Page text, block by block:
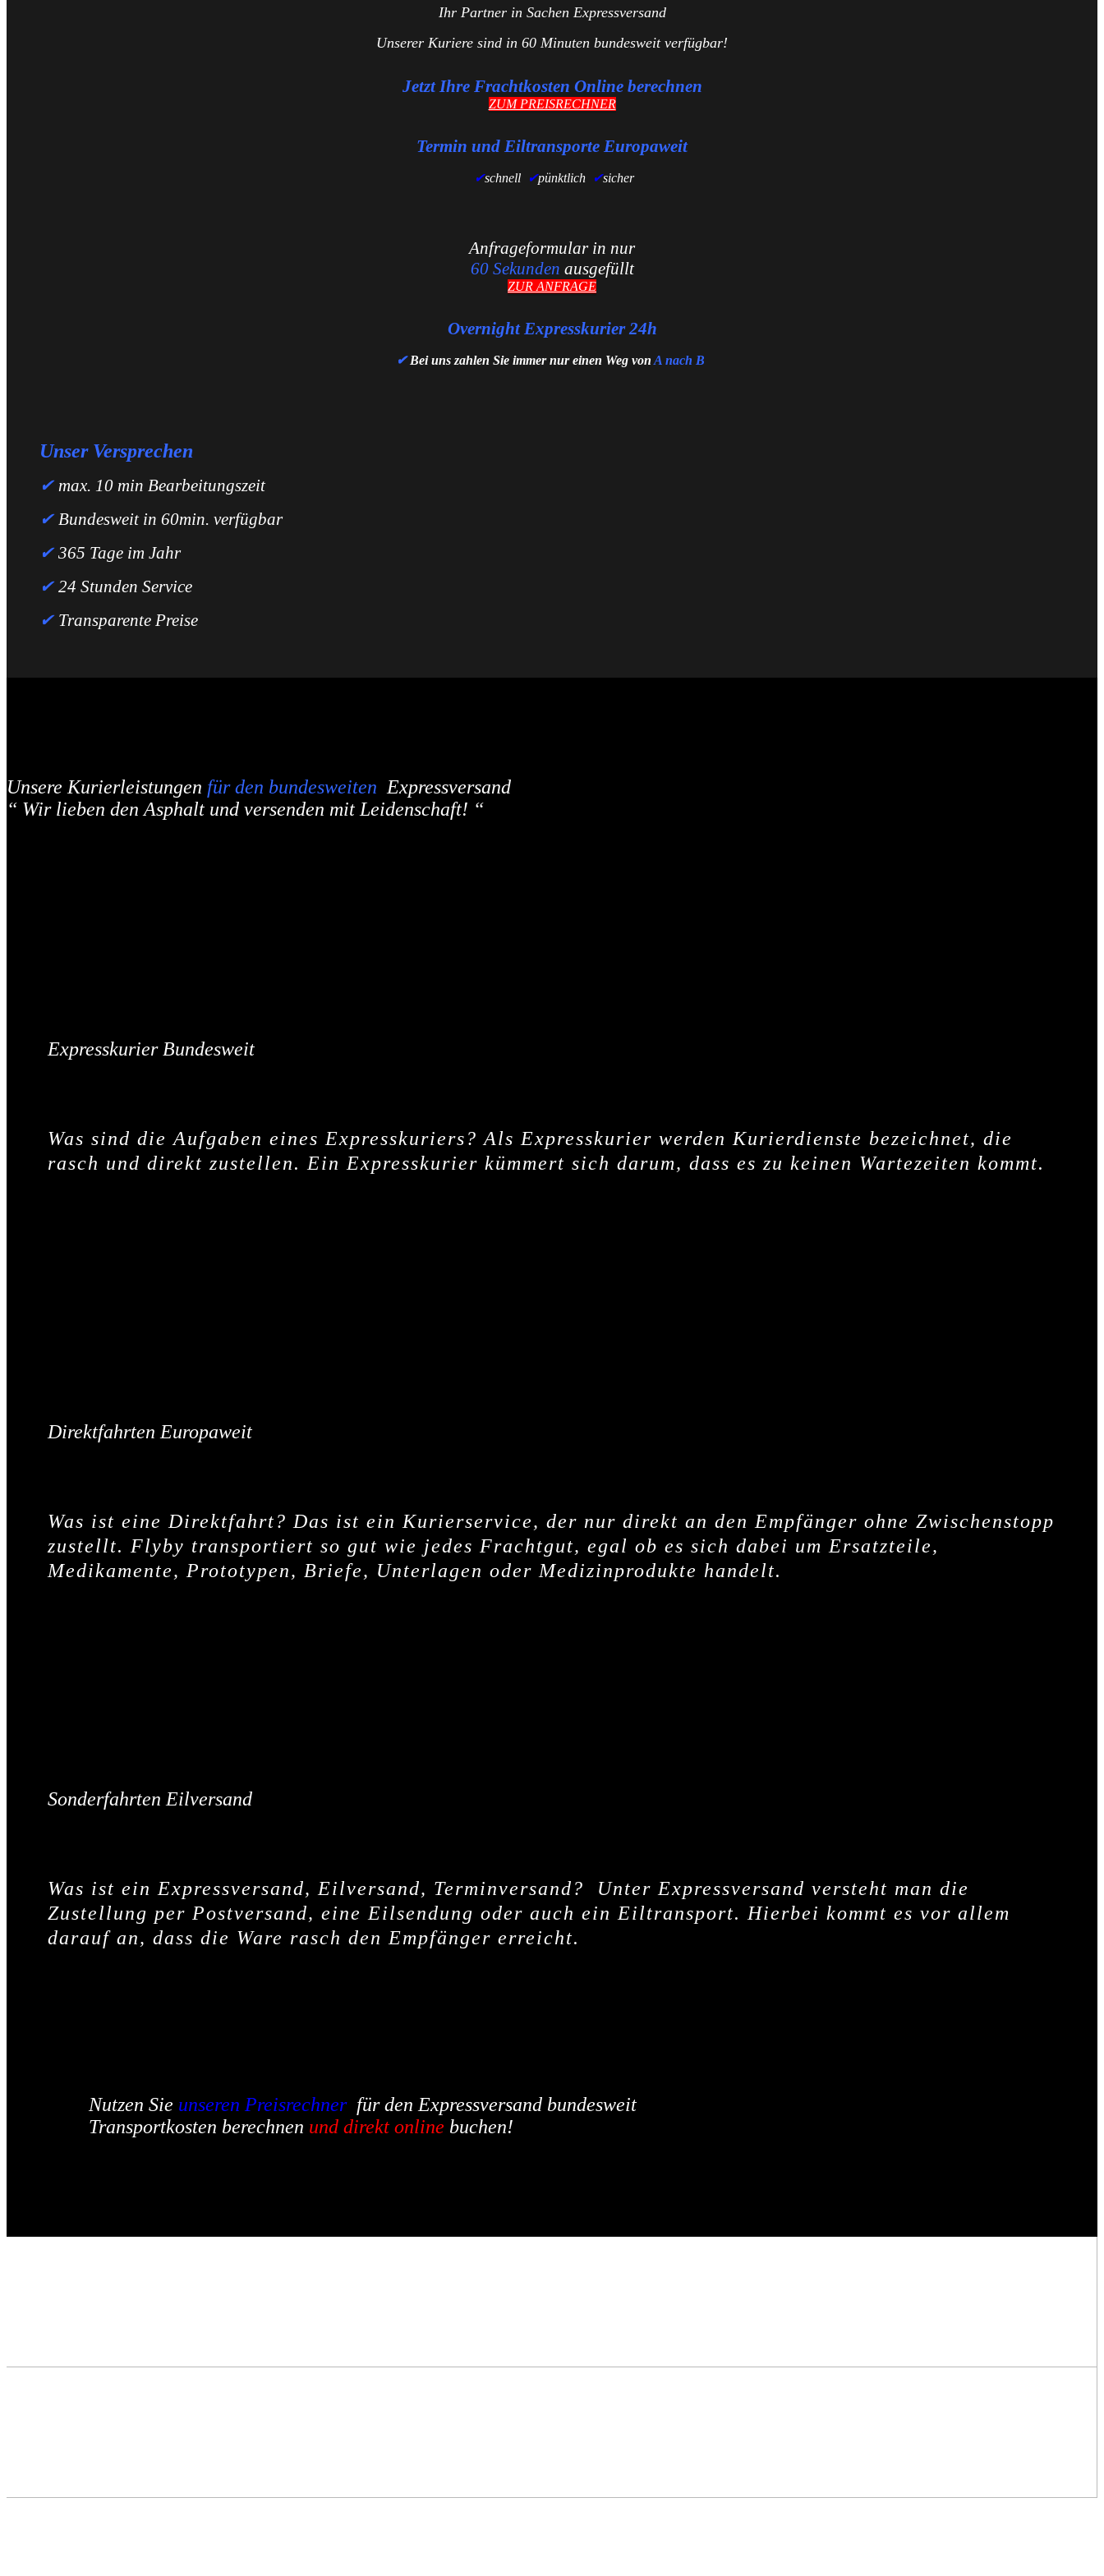
Ihr Partner in Sachen Expressversand
Unserer Kuriere sind in 60 Minuten bundesweit verfügbar!
Jetzt Ihre Frachtkosten Online berechnen
ZUM PREISRECHNER
Termin und Eiltransporte Europaweit
✔schnell✔pünktlich ✔sicher
Anfrageformular in nur
60 Sekunden ausgefüllt
ZUR ANFRAGE
Overnight Expresskurier 24h
✔ Bei uns zahlen Sie immer nur einen Weg von A nach B
Unser Versprechen
✔max. 10 min Bearbeitungszeit
✔Bundesweit in 60min. verfügbar
✔365 Tage im Jahr
✔24 Stunden Service
✔Transparente Preise
Unsere Kurierleistungen für den bundesweiten Expressversand
‘‘ Wir lieben den Asphalt und versenden mit Leidenschaft! ‘‘
Expresskurier Bundesweit
Was sind die Aufgaben eines Expresskuriers? Als Expresskurier werden Kurierdienste bezeichnet, die
rasch und direkt zustellen. Ein Expresskurier kümmert sich darum, dass es zu keinen Wartezeiten kommt.
Direktfahrten Europaweit
Was ist eine Direktfahrt? Das ist ein Kurierservice, der nur direkt an den Empfänger ohne Zwischenstopp
zustellt. Flyby transportiert so gut wie jedes Frachtgut, egal ob es sich dabei um Ersatzteile,
Medikamente, Prototypen, Briefe, Unterlagen oder Medizinprodukte handelt.
Sonderfahrten Eilversand
Was ist ein Expressversand, Eilversand, Terminversand? Unter Expressversand versteht man die
Zustellung per Postversand, eine Eilsendung oder auch ein Eiltransport. Hierbei kommt es vor allem
darauf an, dass die Ware rasch den Empfänger erreicht.
Nutzen Sie unseren Preisrechner für den Expressversand bundesweit
Transportkosten berechnen und direkt online buchen!